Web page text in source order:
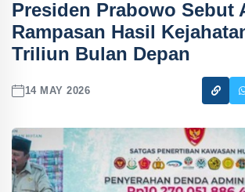
Presiden Prabowo Sebut
Rampasan Hasil
Triliun Bulan Depan
14 MAY 2026